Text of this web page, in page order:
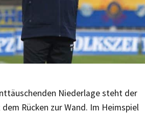
Niederlage steht der
Rücken zur Wand. Im Heimspiel